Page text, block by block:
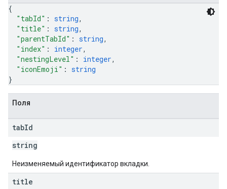
{
"tabId" : string,
"title" : string,
"parentTabId" : string,
"index" : integer,
"nestingLevel" : integer,
"iconEmoji" : string
}
Поля
tabId
string
Неизменяемый идентификатор вкладки.
title